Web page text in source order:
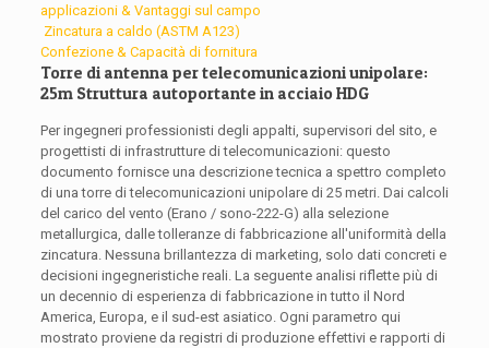
applicazioni & Vantaggi sul campo
️ Zincatura a caldo (ASTM A123)
Confezione & Capacità di fornitura
Torre di antenna per telecomunicazioni unipolare:
25m Struttura autoportante in acciaio HDG
Per ingegneri professionisti degli appalti, supervisori del sito, e
progettisti di infrastrutture di telecomunicazioni: questo
documento fornisce una descrizione tecnica a spettro completo
di una torre di telecomunicazioni unipolare di 25 metri. Dai calcoli
del carico del vento (Erano / sono-222-G) alla selezione
metallurgica, dalle tolleranze di fabbricazione all'uniformità della
zincatura. Nessuna brillantezza di marketing, solo dati concreti e
decisioni ingegneristiche reali. La seguente analisi riflette più di
un decennio di esperienza di fabbricazione in tutto il Nord
America, Europa, e il sud-est asiatico. Ogni parametro qui
mostrato proviene da registri di produzione effettivi e rapporti di